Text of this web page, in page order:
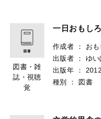
図書・雑
誌・視聴
覚
一日おもし
作成者 ：
お
出版者
： ゆい
出版年
：
種別
： 図書